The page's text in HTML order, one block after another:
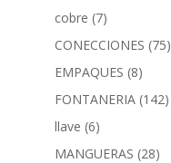
cobre (7)
CONECCIONES (75)
EMPAQUES (8)
FONTANERIA (142)
llave (6)
MANGUERAS (28)